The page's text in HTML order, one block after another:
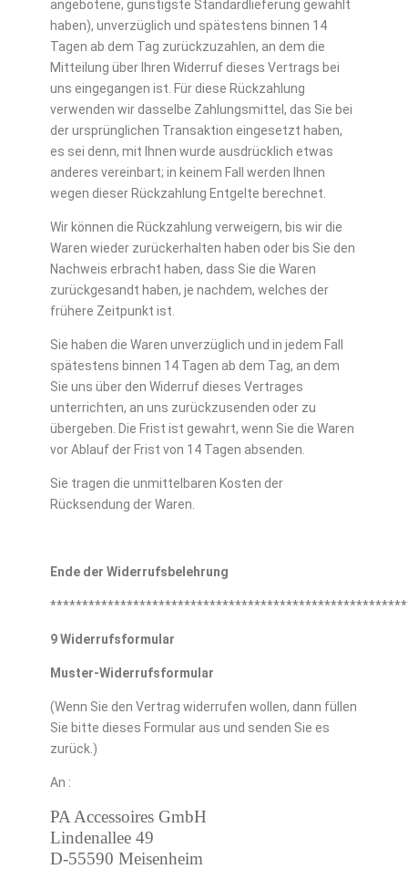
angebotene, günstigste Standardlieferung gewählt
haben), unverzüglich und spätestens binnen 14
Tagen ab dem Tag zurückzuzahlen, an dem die
Mitteilung über Ihren Widerruf dieses Vertrags bei
uns eingegangen ist. Für diese Rückzahlung
verwenden wir dasselbe Zahlungsmittel, das Sie bei
der ursprünglichen Transaktion eingesetzt haben,
es sei denn, mit Ihnen wurde ausdrücklich etwas
anderes vereinbart; in keinem Fall werden Ihnen
wegen dieser Rückzahlung Entgelte berechnet.
Wir können die Rückzahlung verweigern, bis wir die
Waren wieder zurückerhalten haben oder bis Sie den
Nachweis erbracht haben, dass Sie die Waren
zurückgesandt haben, je nachdem, welches der
frühere Zeitpunkt ist.
Sie haben die Waren unverzüglich und in jedem Fall
spätestens binnen 14 Tagen ab dem Tag, an dem
Sie uns über den Widerruf dieses Vertrages
unterrichten, an uns zurückzusenden oder zu
übergeben. Die Frist ist gewahrt, wenn Sie die Waren
vor Ablauf der Frist von 14 Tagen absenden.
Sie tragen die unmittelbaren Kosten der
Rücksendung der Waren.
Ende der Widerrufsbelehrung
9 Widerrufsformular
Muster-Widerrufsformular
(Wenn Sie den Vertrag widerrufen wollen, dann füllen
Sie bitte dieses Formular aus und senden Sie es
zurück.)
An :
PA Accessoires GmbH
Lindenallee 49
D-55590 Meisenheim